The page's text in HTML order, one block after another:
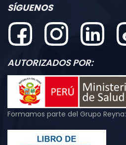
SÍGUENOS
AUTORIZADOS POR:
Formamos parte del Grupo Reyna: